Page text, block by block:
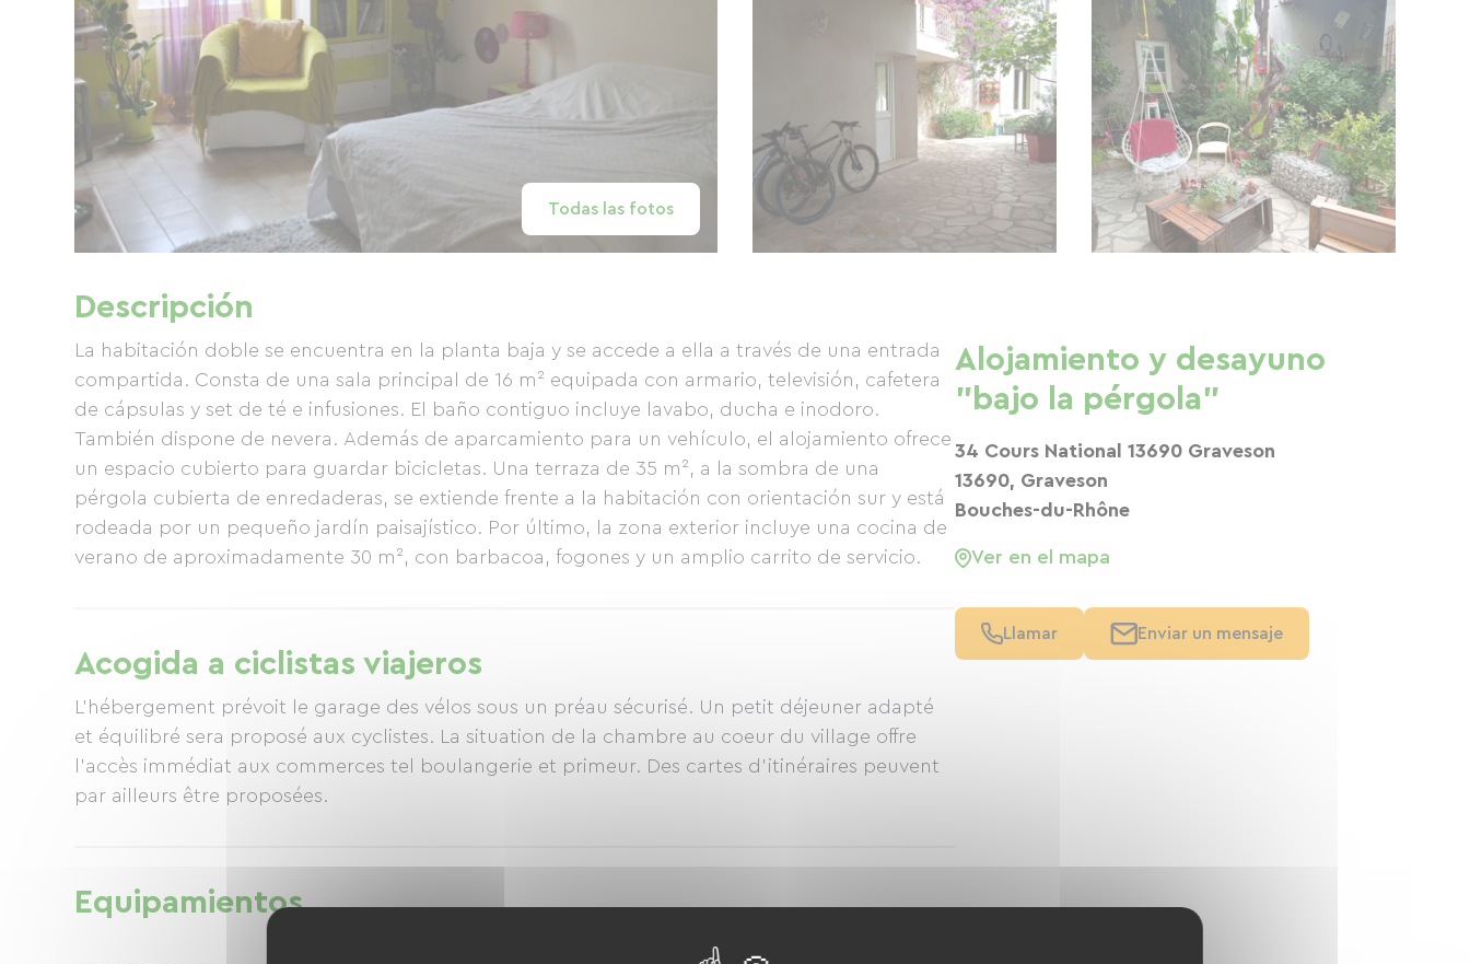
Todas las fotos
Descripción
La habitación doble se encuentra en la planta baja y se accede a ella a través de una entrada
compartida. Consta de una sala principal de 16 m² equipada con armario, televisión, cafetera
de cápsulas y set de té e infusiones. El baño contiguo incluye lavabo, ducha e inodoro.
También dispone de nevera. Además de aparcamiento para un vehículo, el alojamiento ofrece
un espacio cubierto para guardar bicicletas. Una terraza de 35 m², a la sombra de una
pérgola cubierta de enredaderas, se extiende frente a la habitación con orientación sur y está
rodeada por un pequeño jardín paisajístico. Por último, la zona exterior incluye una cocina de
verano de aproximadamente 30 m², con barbacoa, fogones y un amplio carrito de servicio.
Acogida a ciclistas viajeros
L'hébergement prévoit le garage des vélos sous un préau sécurisé. Un petit déjeuner adapté
et équilibré sera proposé aux cyclistes. La situation de la chambre au coeur du village offre
l'accès immédiat aux commerces tel boulangerie et primeur. Des cartes d'itinéraires peuvent
par ailleurs être proposées.
Equipamientos
Alojamiento y desayuno
"bajo la pérgola"
34 Cours National 13690 Graveson
13690, Graveson
Bouches-du-Rhône
Ver en el mapa
Llamar Enviar un mensaje